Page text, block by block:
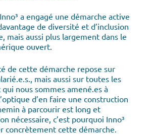
a engagé une démarche active
de diversité et d’inclusion
mais aussi plus largement dans le
ouvert.
de cette démarche repose sur
mais aussi sur toutes les
qui nous sommes amené.es à
d’en faire une construction
à parcourir est long et
nécessaire, c’est pourquoi Inno³
concrètement cette démarche.